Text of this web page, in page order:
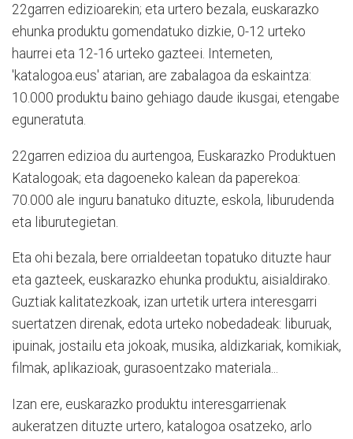
22garren edizioarekin; eta urtero bezala, euskarazko
ehunka produktu gomendatuko dizkie, 0-12 urteko
haurrei eta 12-16 urteko gazteei. Interneten,
'katalogoa.eus' atarian, are zabalagoa da eskaintza:
10.000 produktu baino gehiago daude ikusgai, etengabe
eguneratuta.
22garren edizioa du aurtengoa, Euskarazko Produktuen
Katalogoak; eta dagoeneko kalean da paperekoa:
70.000 ale inguru banatuko dituzte, eskola, liburudenda
eta liburutegietan.
Eta ohi bezala, bere orrialdeetan topatuko dituzte haur
eta gazteek, euskarazko ehunka produktu, aisialdirako.
Guztiak kalitatezkoak, izan urtetik urtera interesgarri
suertatzen direnak, edota urteko nobedadeak: liburuak,
ipuinak, jostailu eta jokoak, musika, aldizkariak, komikiak,
filmak, aplikazioak, gurasoentzako materiala...
Izan ere, euskarazko produktu interesgarrienak
aukeratzen dituzte urtero, katalogoa osatzeko, arlo